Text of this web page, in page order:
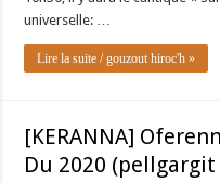
universelle: …
Lire la suite / gouzout hiroc'h »
[KERANNA]
Du 2020